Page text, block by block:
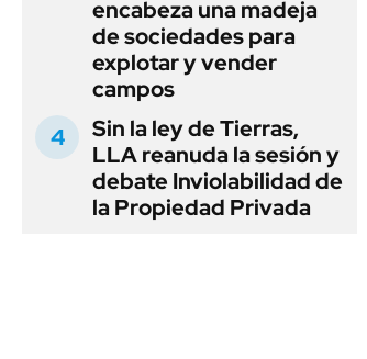
encabeza una madeja
de sociedades para
explotar y vender
campos
Sin la ley de Tierras,
LLA reanuda la sesión y
debate Inviolabilidad de
la Propiedad Privada